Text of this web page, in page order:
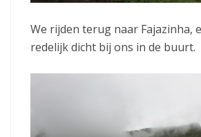
We rijden terug naar Fajazinha,
redelijk dicht bij ons in de buurt.